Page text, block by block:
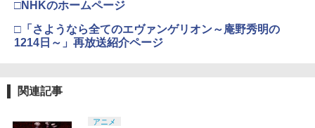
□NHKのホームページ
□「さようなら全てのエヴァンゲリオン～庵野秀明の
1214日～」再放送紹介ページ
関連記事
アニメ